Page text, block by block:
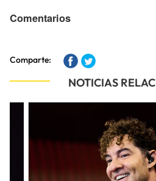
Comentarios
Comparte:
NOTICIAS